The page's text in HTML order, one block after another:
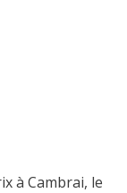
à Cambrai, le